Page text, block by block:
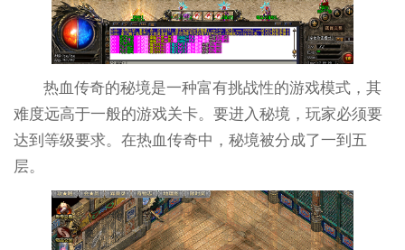
热血传奇的秘境是一种富有挑战性的游戏模式，其
难度远高于一般的游戏关卡。要进入秘境，玩家必须要
达到等级要求。在热血传奇中，秘境被分成了一到五
层。